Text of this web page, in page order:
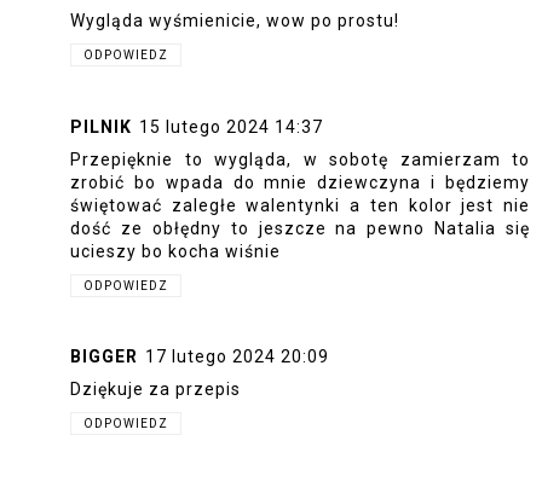
Wygląda wyśmienicie, wow po prostu!
ODPOWIEDZ
PILNIK 15 lutego 2024 14:37
Przepięknie to wygląda, w sobotę zamierzam to
zrobić bo wpada do mnie dziewczyna i będziemy
świętować zaległe walentynki a ten kolor jest nie
dość ze obłędny to jeszcze na pewno Natalia się
ucieszy bo kocha wiśnie
ODPOWIEDZ
BIGGER 17 lutego 2024 20:09
Dziękuje za przepis
ODPOWIEDZ